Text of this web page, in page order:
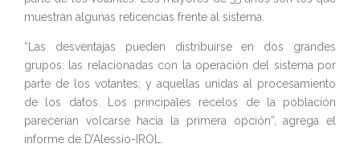
muestran algunas reticencias frente al sistema.
“Las desventajas pueden distribuirse en dos grandes
grupos: las relacionadas con la operación del sistema por
parte de los votantes; y aquellas unidas al procesamiento
de los datos. Los principales recelos de la población
parecerían volcarse hacia la primera opción”, agrega el
informe de D’Alessio-IROL.